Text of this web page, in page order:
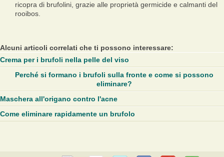
ricopra di brufolini, grazie alle proprietà germicide e calmanti del
rooibos.
Alcuni articoli correlati che ti possono interessare:
Crema per i brufoli nella pelle del viso
Perché si formano i brufoli sulla fronte e come si possono
eliminare?
Maschera all'origano contro l'acne
Come eliminare rapidamente un brufolo